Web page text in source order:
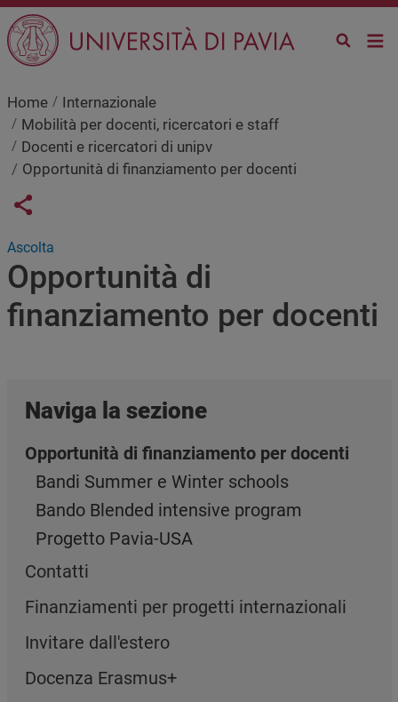
Salta al contenuto principale
Home
Internazionale
Mobilità per docenti, ricercatori e staff
Docenti e ricercatori di unipv
Opportunità di finanziamento per docenti
Links condivisione social
Share button
Ascolta
Opportunità di
finanziamento per docenti
Naviga la sezione
Opportunità di finanziamento per docenti
Bandi Summer e Winter schools
Bando Blended intensive program
Progetto Pavia-USA
Contatti
Finanziamenti per progetti internazionali
Invitare dall'estero
Docenza Erasmus+